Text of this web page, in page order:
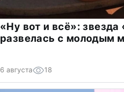
«Ну вот и всё»:
развелась с молодым
6 августа 18